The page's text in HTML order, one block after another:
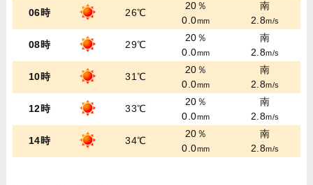
06時 26℃
20％
0.0mm
南
2.8m/s
08時 29℃
20％
0.0mm
南
2.8m/s
10時 31℃
20％
0.0mm
南
2.8m/s
12時 33℃
20％
0.0mm
南
2.8m/s
14時 34℃
20％
0.0mm
南
2.8m/s